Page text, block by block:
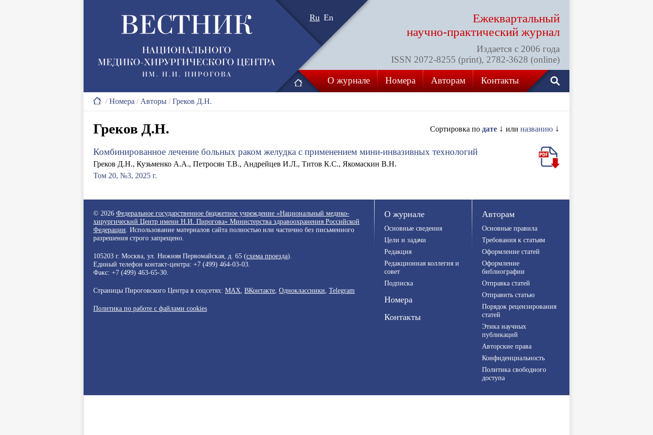
Ru En
Ежеквартальный
научно-практический журнал
Издается с 2006 года
ISSN 2072-8255 (print), 2782-3628 (online)
О журнале Номера Авторам Контакты
/Номера / Авторы /Греков Д.Н.
Сортировка по дате ↓ или названию ↓
Греков Д.Н.
Комбинированное лечение больных раком желудка с применением мини-инвазивных технологий
Греков Д.Н., Кузьменко А.А., Петросян Т.В., Андрейцев И.Л., Титов К.С., Якомаскин В.Н.
Том 20, №3, 2025 г.
© 2026 Федеральное государственное бюджетное учреждение «Национальный медико-
хирургический Центр имени Н.И. Пирогова» Министерства здравоохранения Российской
Федерации . Использование материалов сайта полностью или частично без письменного
разрешения строго запрещено.
105203 г. Москва, ул. Нижняя Первомайская, д. 65 (схема проезда).
Единый телефон контакт-центра: +7 (499) 464-03-03
Факс: +7 (499) 463-65-30.
Страницы Пироговского Центра в соцсетях: MAX ВКонтакте Одноклассники Telegram
Политика по работе с файлами cookies
О журнале
Основные сведения
Цели и задачи
Редакция
Редакционная коллегия и
совет
Подписка
Номера
Контакты
Авторам
Основные правила
Требования к статьям
Оформление статей
Оформление
библиографии
Отправка статей
Отправить статью
Порядок рецензирования
статей
Этика научных
публикаций
Авторские права
Конфиденциальность
Политика свободного
доступа